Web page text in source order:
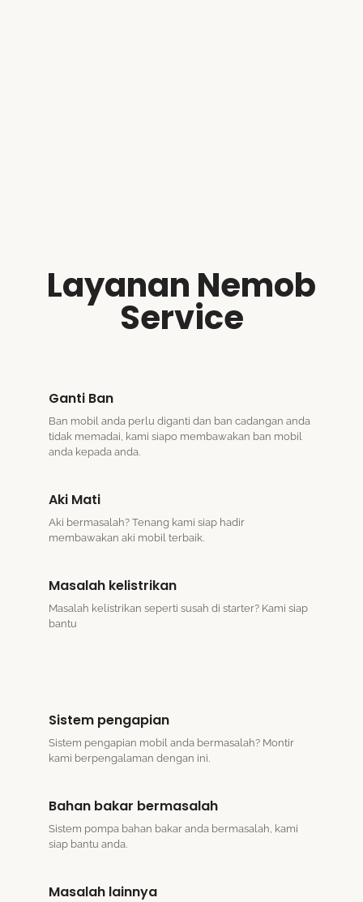
Layanan Nemob
Service
Ganti Ban
Ban mobil anda perlu diganti dan ban cadangan anda
tidak memadai, kami siapo membawakan ban mobil
anda kepada anda.
Aki Mati
Aki bermasalah? Tenang kami siap hadir
membawakan aki mobil terbaik.
Masalah kelistrikan
Masalah kelistrikan seperti susah di starter? Kami siap
bantu
Sistem pengapian
Sistem pengapian mobil anda bermasalah? Montir
kami berpengalaman dengan ini.
Bahan bakar bermasalah
Sistem pompa bahan bakar anda bermasalah, kami
siap bantu anda.
Masalah lainnya